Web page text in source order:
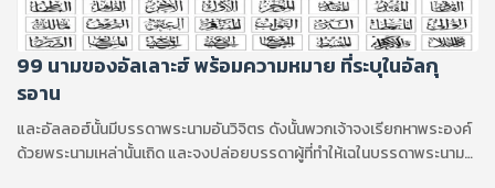
99 นามของอัลเลาะฮ์ พร้อมความหมาย ที่ระบุในอัลกุ
รอาน
และอัลลอฮ์นั้นมีบรรดาพระนามอันวิจิตร ดังนั้นพวกเจ้าจงเรียกหาพระองค์
ด้วยพระนามเหล่านั้นเถิด และจงปล่อยบรรดาผู้ที่ทำให้เฉในบรรดาพระนาม